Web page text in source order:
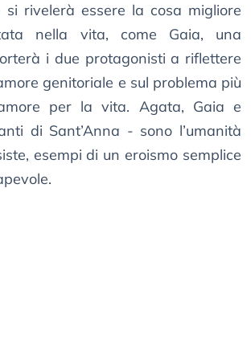
si rivelerà essere la cosa migliore
nella vita, come Gaia, una
i due protagonisti a riflettere
genitoriale e sul problema più
per la vita. Agata, Gaia e
di Sant’Anna - sono l’umanità
esempi di un eroismo semplice